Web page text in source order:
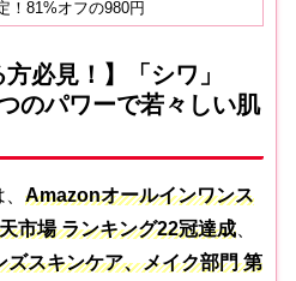
！81%オフの980円
必見！】「シワ」
のパワーで若々しい肌
Amazonオールインワンス
市場 ランキング22冠達成
スキンケア、メイク部門 第